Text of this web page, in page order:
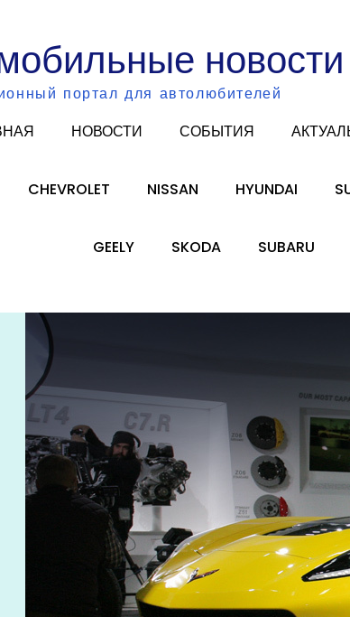
новости
портал для автолюбителей
НОВОСТИ СОБЫТИЯ
CHEVROLET NISSAN HYUNDAI
GEELY SKODA SUBARU